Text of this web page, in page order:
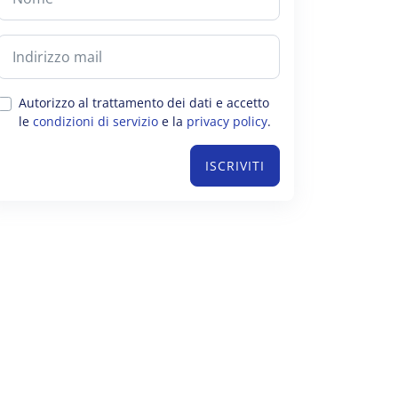
Autorizzo al trattamento dei dati e accetto
le condizioni di servizio e la privacy policy.
ISCRIVITI